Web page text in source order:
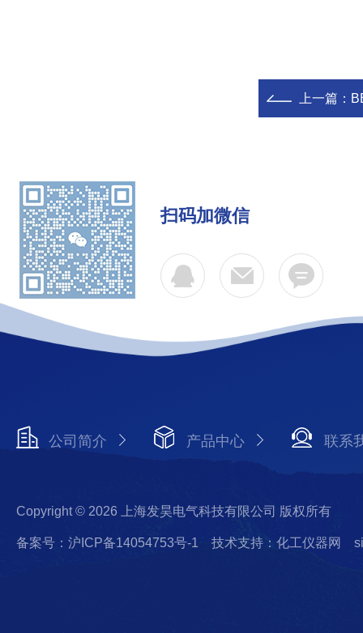
上一篇：
扫码加微信
公司简介 产品中心 联系
Copyright © 2026 上海发昊电气科技有限公司 版权所有
备案号：沪ICP备14054753号-1 技术支持：化工仪器网